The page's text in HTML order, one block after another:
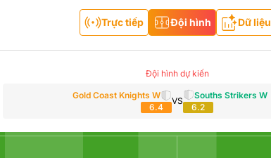
Trực tiếp Đội hình Dữ liệu
Đội hình dự kiến
Gold Coast Knights W
6.4
VS
Souths Strikers W
6.2